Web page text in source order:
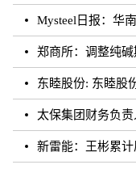
Mysteel日报：华
郑商所：调整纯碱期货
东睦股份: 东睦股份董事及
太保集团财务负责人兼总精算
新雷能：王彬累